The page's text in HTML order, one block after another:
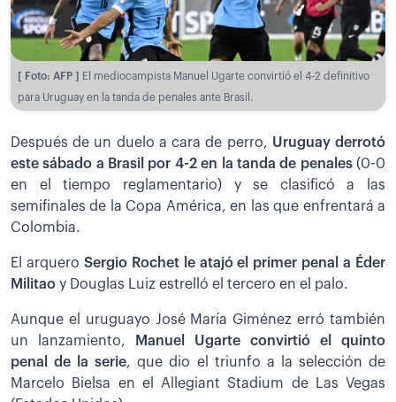
[ Foto: AFP ]
El mediocampista Manuel Ugarte convirtió el 4-2 definitivo
para Uruguay en la tanda de penales ante Brasil.
Después de un duelo a cara de perro, Uruguay derrotó
este sábado a Brasil por 4-2 en la tanda de penales(0-0
en el tiempo reglamentario) y se clasificó a las
semifinales de la Copa América, en las que enfrentará a
Colombia.
El arquero Sergio Rochet le atajó el primer penal a Éder
Militao y Douglas Luiz estrelló el tercero en el palo.
Aunque el uruguayo José María Giménez erró también
un lanzamiento,
Manuel Ugarte convirtió el quinto
penal de la serie, que dio el triunfo a la selección de
Marcelo Bielsa en el Allegiant Stadium de Las Vegas